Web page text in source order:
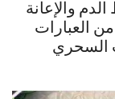
والإعانة
العبارات
السحري